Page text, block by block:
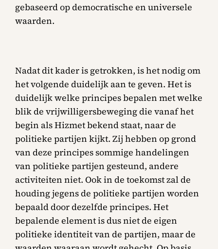
gebaseerd op democratische en universele
waarden.
Nadat dit kader is getrokken, is het nodig om
het volgende duidelijk aan te geven. Het is
duidelijk welke principes bepalen met welke
blik de vrijwilligersbeweging die vanaf het
begin als Hizmet bekend staat, naar de
politieke partijen kijkt. Zij hebben op grond
van deze principes sommige handelingen
van politieke partijen gesteund, andere
activiteiten niet. Ook in de toekomst zal de
houding jegens de politieke partijen worden
bepaald door dezelfde principes. Het
bepalende element is dus niet de eigen
politieke identiteit van de partijen, maar de